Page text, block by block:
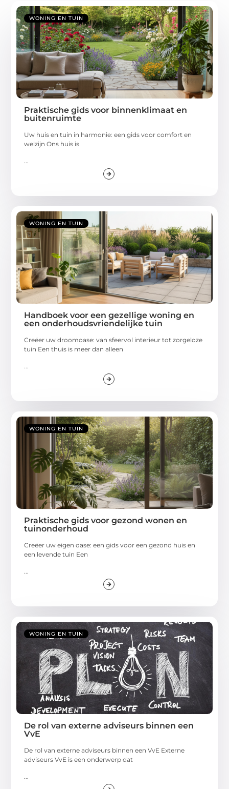
WONING EN TUIN
Praktische gids voor binnenklimaat en
buitenruimte
Uw huis en tuin in harmonie: een gids voor comfort en
welzijn Ons huis is
WONING EN TUIN
Handboek voor een gezellige woning en
een onderhoudsvriendelijke tuin
Creëer uw droomoase: van sfeervol interieur tot zorgeloze
tuin Een thuis is meer dan alleen
WONING EN TUIN
Praktische gids voor gezond wonen en
tuinonderhoud
Creëer uw eigen oase: een gids voor een gezond huis en
een levende tuin Een
WONING EN TUIN
De rol van externe adviseurs binnen een
VvE
De rol van externe adviseurs binnen een VvE Externe
adviseurs VvE is een onderwerp dat